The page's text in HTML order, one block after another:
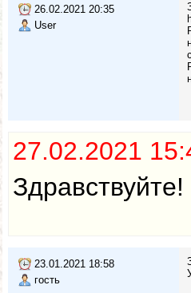
26.02.2021 20:35
User
27.02.2021
23.01.2021 18:58
гость